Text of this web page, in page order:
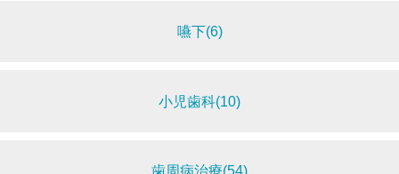
嚥下(6)
小児歯科(10)